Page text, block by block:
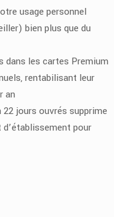
usage personnel
bien plus que du
dans les cartes Premium
rentabilisant leur
an
jours ouvrés supprime
pour